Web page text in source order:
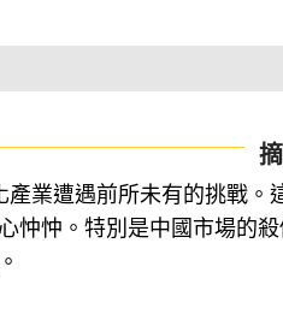
產業遭遇前所未有的挑戰
忡忡。特別是中國市場的